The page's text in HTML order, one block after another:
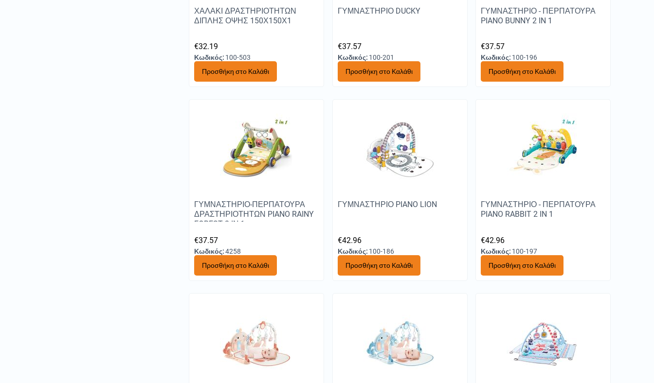
ΧΑΛΑΚΙ ΔΡΑΣΤΗΡΙΟΤΗΤΩΝ
ΔΙΠΛΗΣ ΟΨΗΣ 150Χ150Χ1
€32.19
Κωδικός: 100-503
Προσθήκη στο Καλάθι
ΓΥΜΝΑΣΤΗΡΙΟ DUCKY
€37.57
Κωδικός: 100-201
Προσθήκη στο Καλάθι
ΓΥΜΝΑΣΤΗΡΙΟ - ΠΕΡΠΑΤΟΥΡΑ
PIANO BUNNY 2 IN 1
€37.57
Κωδικός: 100-196
Προσθήκη στο Καλάθι
ΓΥΜΝΑΣΤΗΡΙΟ-ΠΕΡΠΑΤΟΥΡΑ
ΔΡΑΣΤΗΡΙΟΤΗΤΩΝ PIANO RAINY
FOREST 2 IN 1
€37.57
Κωδικός:4258
Προσθήκη στο Καλάθι
ΓΥΜΝΑΣΤΗΡΙΟ PIANO LION
€42.96
Κωδικός: 100-186
Προσθήκη στο Καλάθι
ΓΥΜΝΑΣΤΗΡΙΟ - ΠΕΡΠΑΤΟΥΡΑ
PIANO RABBIT 2 IN 1
€42.96
Κωδικός: 100-197
Προσθήκη στο Καλάθι